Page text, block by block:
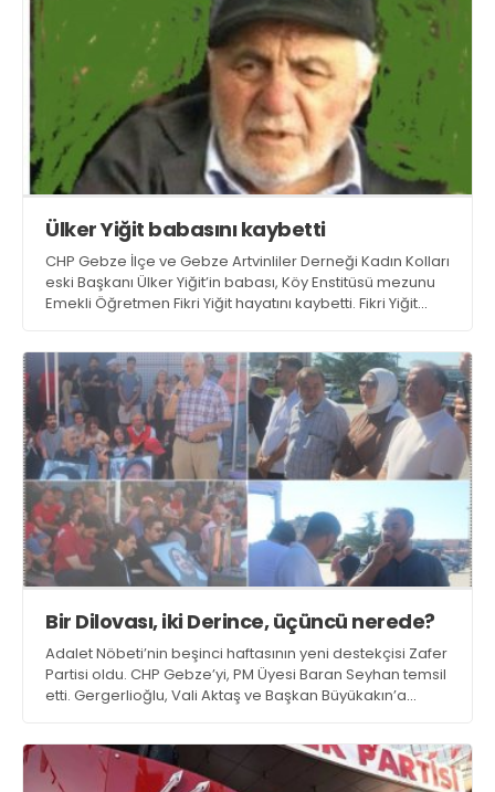
Ülker Yiğit babasını kaybetti
CHP Gebze İlçe ve Gebze Artvinliler Derneği Kadın Kolları
eski Başkanı Ülker Yiğit’in babası, Köy Enstitüsü mezunu
Emekli Öğretmen Fikri Yiğit hayatını kaybetti. Fikri Yiğit
Bir Dilovası, iki Derince, üçüncü nerede?
Adalet Nöbeti’nin beşinci haftasının yeni destekçisi Zafer
Partisi oldu. CHP Gebze’yi, PM Üyesi Baran Seyhan temsil
etti. Gergerlioğlu, Vali Aktaş ve Başkan Büyükakın’a